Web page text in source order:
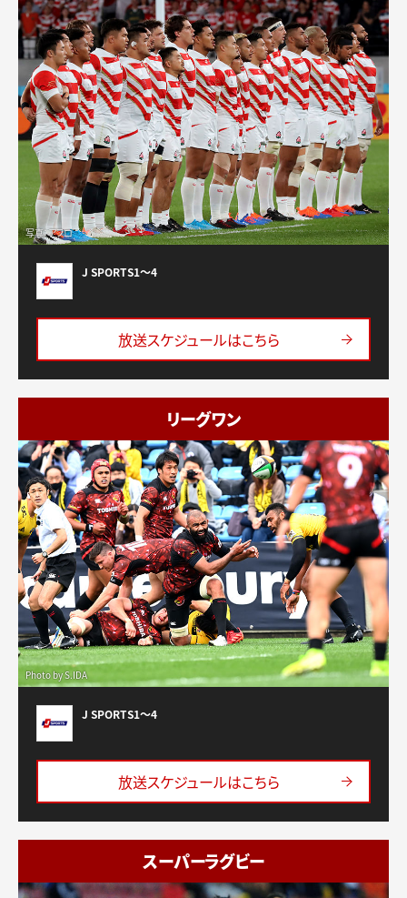
写真：アフロ
J SPORTS1〜4
放送スケジュールはこちら
リーグワン
Photo by S.IDA
J SPORTS1〜4
放送スケジュールはこちら
スーパーラグビー